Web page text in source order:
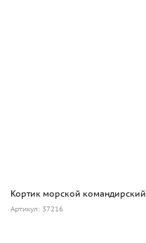
Кортик морской
Артикул: 37216